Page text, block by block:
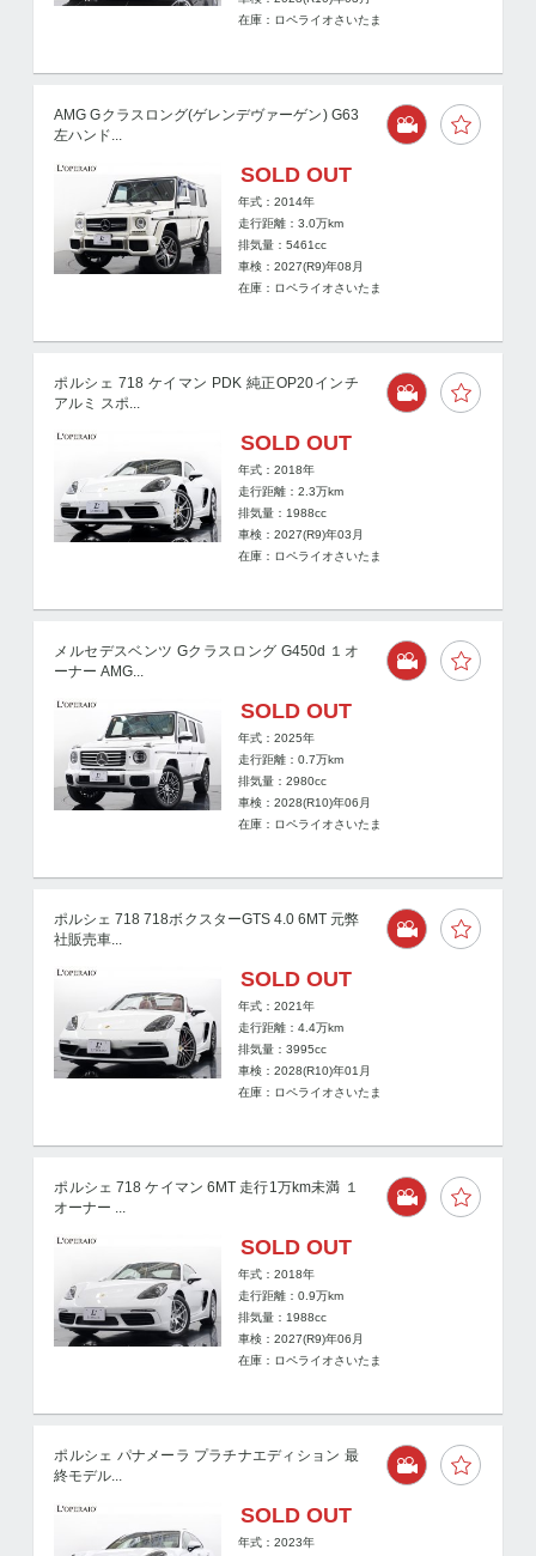
在庫：ロペライオさいたま
AMG Gクラスロング(ゲレンデヴァーゲン) G63
左ハンド...
SOLD OUT
年式：2014年
走行距離：3.0万km
排気量：5461cc
車検：2027(R9)年08月
在庫：ロペライオさいたま
ポルシェ 718 ケイマン PDK 純正OP20インチ
アルミ スポ...
SOLD OUT
年式：2018年
走行距離：2.3万km
排気量：1988cc
車検：2027(R9)年03月
在庫：ロペライオさいたま
メルセデスベンツ Gクラスロング G450d １オ
ーナー AMG...
SOLD OUT
年式：2025年
走行距離：0.7万km
排気量：2980cc
車検：2028(R10)年06月
在庫：ロペライオさいたま
ポルシェ 718 718ボクスターGTS 4.0 6MT 元弊
社販売車...
SOLD OUT
年式：2021年
走行距離：4.4万km
排気量：3995cc
車検：2028(R10)年01月
在庫：ロペライオさいたま
ポルシェ 718 ケイマン 6MT 走行1万km未満 １
オーナー ...
SOLD OUT
年式：2018年
走行距離：0.9万km
排気量：1988cc
車検：2027(R9)年06月
在庫：ロペライオさいたま
ポルシェ パナメーラ プラチナエディション 最
終モデル...
SOLD OUT
年式：2023年